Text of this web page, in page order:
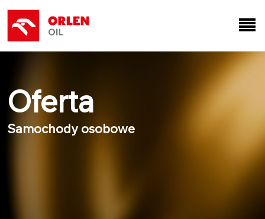
Oferta
Samochody osobowe